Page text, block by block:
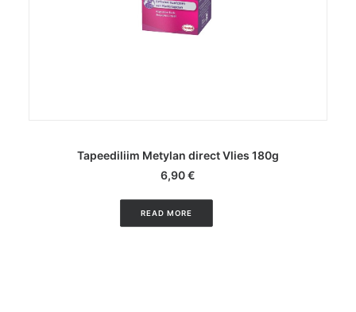
Tapeediliim Metylan direct Vlies 180g
6,90€
READ MORE